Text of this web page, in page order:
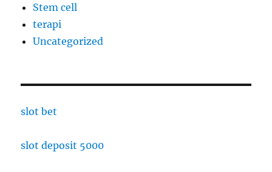
Stem cell
terapi
Uncategorized
slot bet
slot deposit 5000